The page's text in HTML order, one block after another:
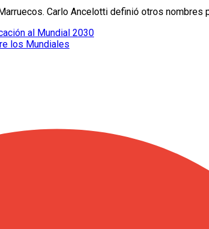
Carlo Ancelotti definió otros nombres
al Mundial 2030
los Mundiales